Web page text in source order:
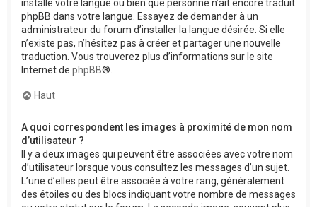
installé votre langue ou bien que personne n’ait encore traduit
phpBB dans votre langue. Essayez de demander à un
administrateur du forum d’installer la langue désirée. Si elle
n’existe pas, n’hésitez pas à créer et partager une nouvelle
traduction. Vous trouverez plus d’informations sur le site
Internet de phpBB®.
Haut
A quoi correspondent les images à proximité de mon nom
d’utilisateur ?
Il y a deux images qui peuvent être associées avec votre nom
d’utilisateur lorsque vous consultez les messages d’un sujet.
L’une d’elles peut être associée à votre rang, généralement
des étoiles ou des blocs indiquant votre nombre de messages